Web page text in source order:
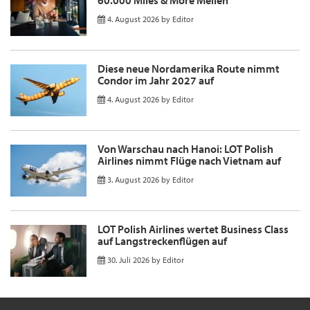
4. August 2026 by Editor
Diese neue Nordamerika Route nimmt
Condor im Jahr 2027 auf
4. August 2026 by Editor
Von Warschau nach Hanoi: LOT Polish
Airlines nimmt Flüge nach Vietnam auf
3. August 2026 by Editor
LOT Polish Airlines wertet Business Class
auf Langstreckenflügen auf
30. Juli 2026 by Editor